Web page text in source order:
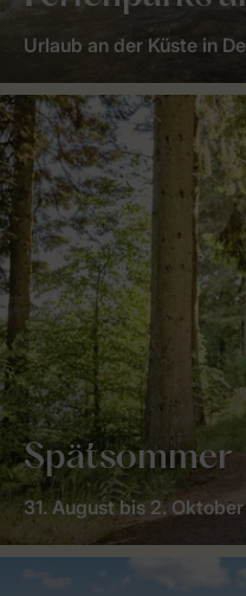
Urlaub an der Küste in
Spätsommer
31. August bis 2.